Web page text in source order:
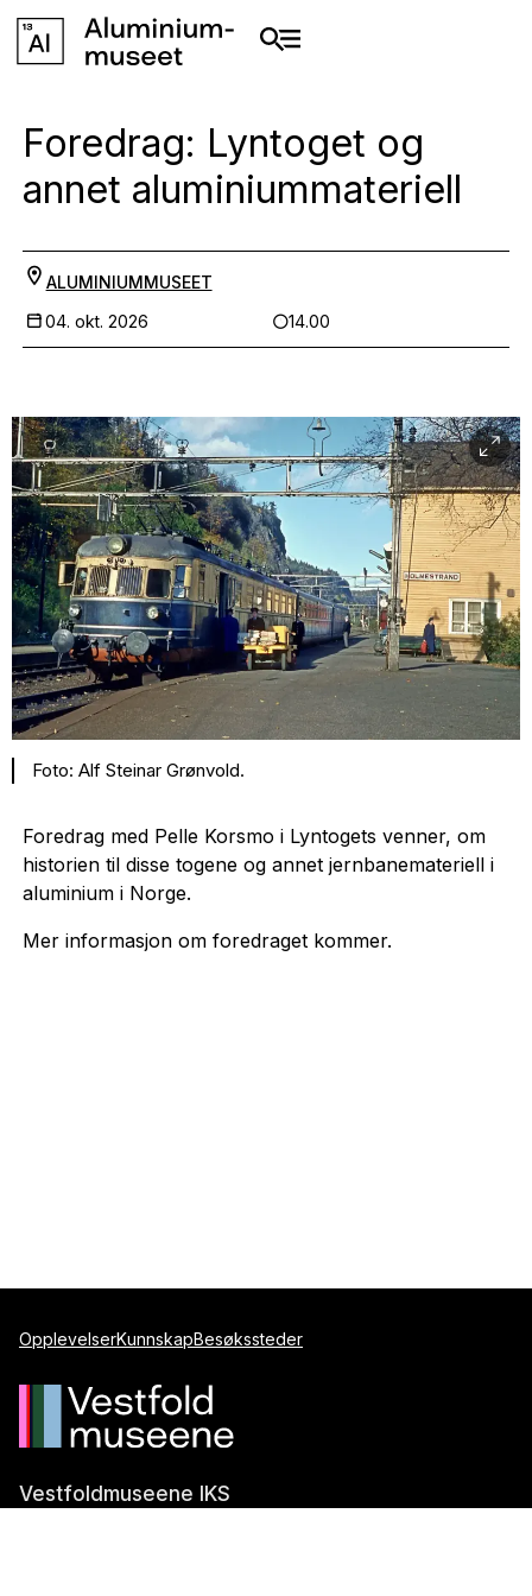
Foredrag: Lyntoget og
annet aluminiummateriell
ALUMINIUMMUSEET
04. okt. 2026
14.00
Foto: Alf Steinar Grønvold.
Foredrag med Pelle Korsmo i Lyntogets venner, om
historien til disse togene og annet jernbanemateriell i
aluminium i Norge.
Mer informasjon om foredraget kommer.
OpplevelserKunnskapBesøkssteder
Vestfoldmuseene IKS